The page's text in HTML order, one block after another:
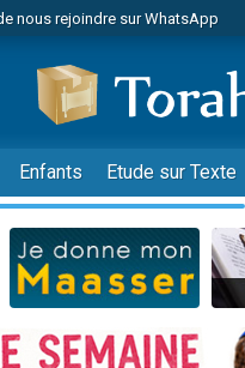
nous rejoindre sur WhatsApp
de faire un don pour
de faire un don pour Tsédaka :
nous rejoindre sur WhatsApp
demander une bénédiction
de faire un don pour Diane, 80
étudier en groupe sur Zoom
nous rejoindre sur WhatsApp
demander une bénédiction
Enfants Etude sur Texte